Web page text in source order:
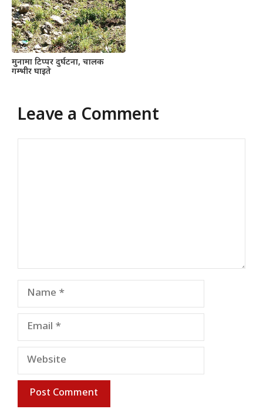
मुनामा टिप्पर दुर्घटना, चालक
गम्भीर घाइते
Leave a Comment
Name
Email
Website